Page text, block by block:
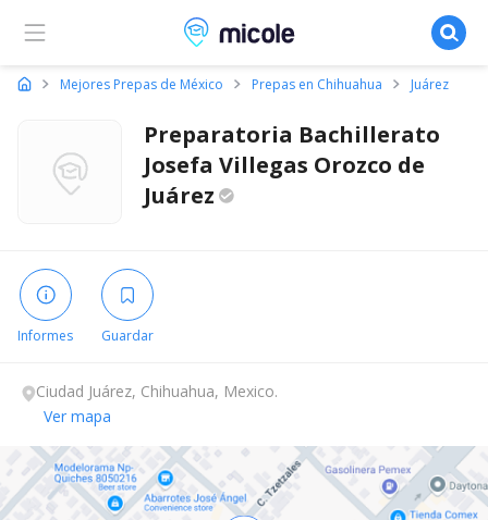
Micole, buscador de colegios
Mejores Prepas de México Prepas en Chihuahua Juárez
Preparatoria Bachillerato
Josefa Villegas Orozco de
Juárez
Informes Guardar
Ciudad Juárez, Chihuahua, Mexico.
Ver mapa